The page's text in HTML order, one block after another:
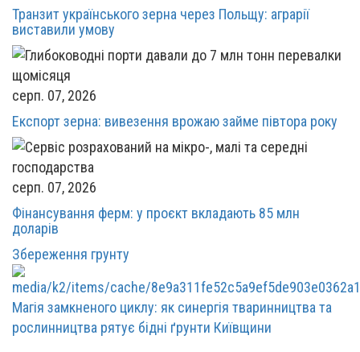
Транзит українського зерна через Польщу: аграрії
виставили умову
серп. 07, 2026
Експорт зерна: вивезення врожаю займе півтора року
серп. 07, 2026
Фінансування ферм: у проєкт вкладають 85 млн
доларів
Збереження грунту
Магія замкненого циклу: як синергія тваринництва та
рослинництва рятує бідні ґрунти Київщини